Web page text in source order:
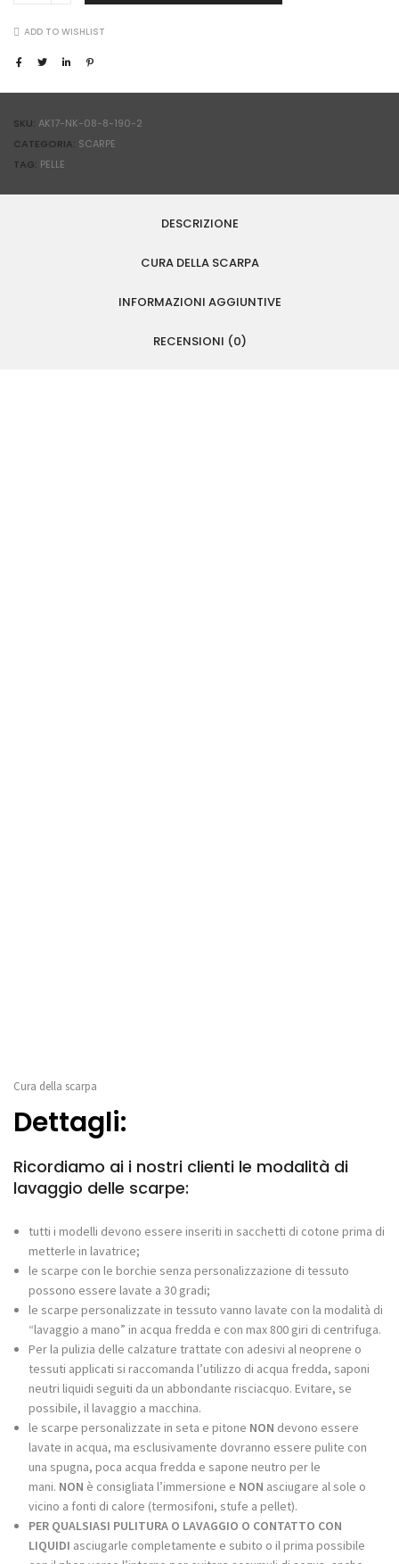
1
Flame
Swoosh
quantità
ADD TO WISHLIST
SKU: AK17-NK-08-8-190-2
CATEGORIA: SCARPE
TAG: PELLE
DESCRIZIONE
CURA DELLA SCARPA
INFORMAZIONI AGGIUNTIVE
RECENSIONI (0)
Cura della scarpa
Dettagli:
Ricordiamo ai i nostri clienti le modalità di
lavaggio delle scarpe:
tutti i modelli devono essere inseriti in sacchetti di cotone prima di
metterle in lavatrice;
le scarpe con le borchie senza personalizzazione di tessuto
possono essere lavate a 30 gradi;
le scarpe personalizzate in tessuto vanno lavate con la modalità di
“lavaggio a mano” in acqua fredda e con max 800 giri di centrifuga.
Per la pulizia delle calzature trattate con adesivi al neoprene o
tessuti applicati si raccomanda l’utilizzo di acqua fredda, saponi
neutri liquidi seguiti da un abbondante risciacquo. Evitare, se
possibile, il lavaggio a macchina.
le scarpe personalizzate in seta e pitone NON devono essere
lavate in acqua, ma esclusivamente dovranno essere pulite con
una spugna, poca acqua fredda e sapone neutro per le
mani. NON è consigliata l’immersione e NON asciugare al sole o
vicino a fonti di calore (termosifoni, stufe a pellet).
PER QUALSIASI PULITURA O LAVAGGIO O CONTATTO CON
LIQUIDI asciugarle completamente e subito o il prima possibile